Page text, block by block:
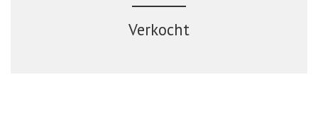
Verkocht